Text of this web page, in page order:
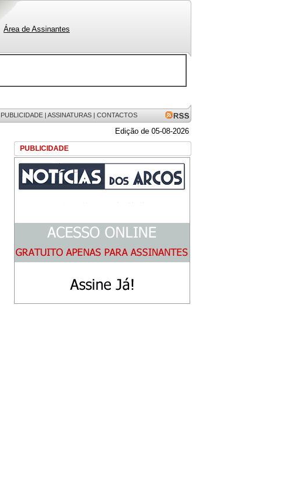
Área de Assinantes
PUBLICIDADE | ASSINATURAS | CONTACTOS
Edição de 05-08-2026
PUBLICIDADE